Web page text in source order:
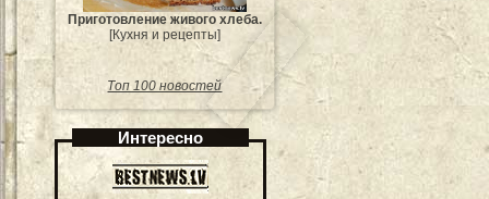
Приготовление живого хлеба.
[Кухня и рецепты]
Топ 100 новостей
Интересно